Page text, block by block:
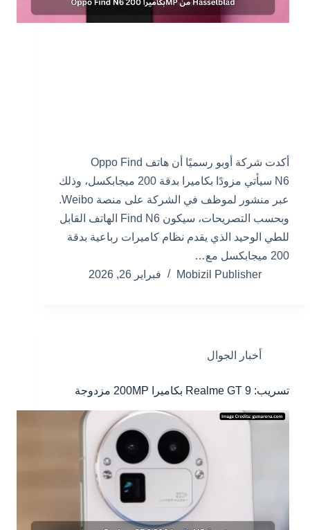
أكدت شركة أوبو رسميًا أن هاتف Oppo Find
N6 سيأتي مزودًا بكاميرا بدقة 200 ميجابكسل، وذلك
عبر منشور لموظف في الشركة على منصة Weibo.
وبحسب التصريحات، سيكون Find N6 الهاتف القابل
للطي الوحيد الذي يقدم نظام كاميرات رباعية بدقة
200 ميجابكسل مع…
Mobizil Publisher
فبراير 26, 2026
أخبار الجوال
تسريب: Realme GT 9 بكاميرا 200MP مزدوجة